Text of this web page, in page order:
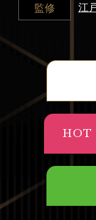
監修 江
HOT